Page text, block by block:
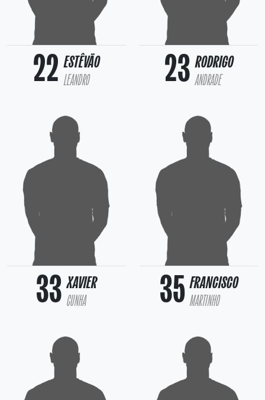
22 ESTÊVÃO
LEANDRO 23 RODRIGO
ANDRADE
33 XAVIER
CUNHA 35 FRANCISCO
MARTINHO